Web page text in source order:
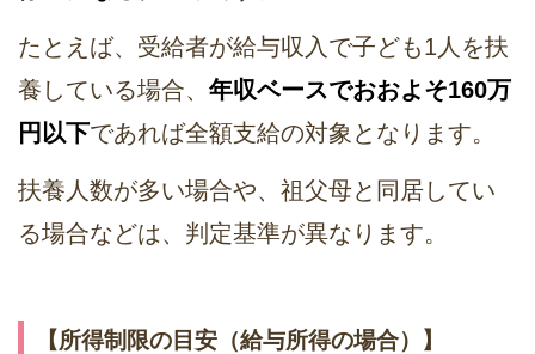
たとえば、受給者が給与収入で子ども1人を扶
養している場合、 年収ベースでおおよそ160万
円以下であれば全額支給の対象となります。
扶養人数が多い場合や、祖父母と同居してい
る場合などは、判定基準が異なります。
【所得制限の目安（給与所得の場合）】